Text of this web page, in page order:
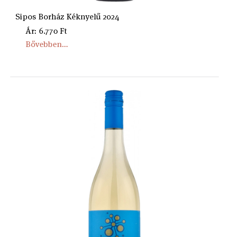
Sipos Borház Kéknyelű 2024
Ár: 6.770 Ft
Bővebben...